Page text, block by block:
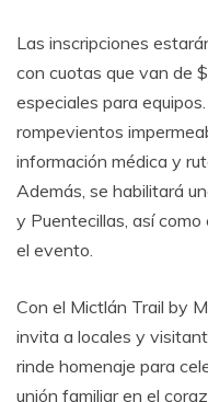
Las inscripciones
con cuotas que van de
especiales para
rompevientos
información médica y
Además, se habilitará
y Puentecillas, así
el evento.
Con el Mictlán Trail by
invita a locales y
rinde homenaje para
unión familiar en el